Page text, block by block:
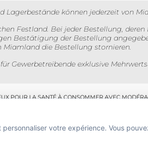
können jederzeit von
Festland. Bei jeder Bestellung,
Bestätigung der Bestellung
Miamland die Bestellung stornieren.
Gewerbetreibende exklusive
POUR LA SANTÉ À CONSOMMER AVEC
de moins de 18 ans
CODE DE
votre expérience. Vous